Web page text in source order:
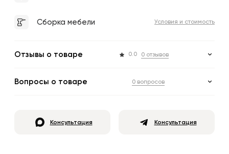
Сборка мебели Условия и стоимость
Отзывы о товаре 0.0 0 отзывов
Вопросы о товаре 0 вопросов
Консультация Консультация